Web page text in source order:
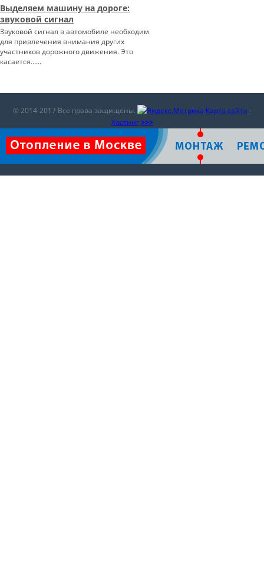
Выделяем машину на дороге:
звуковой сигнал
Звуковой сигнал в автомобиле необходим
для привлечения внимания других
участников дорожного движения. Это
касается…...
© 2014-2017 Все права защищены. Карта сайта -
Хостинг >>>